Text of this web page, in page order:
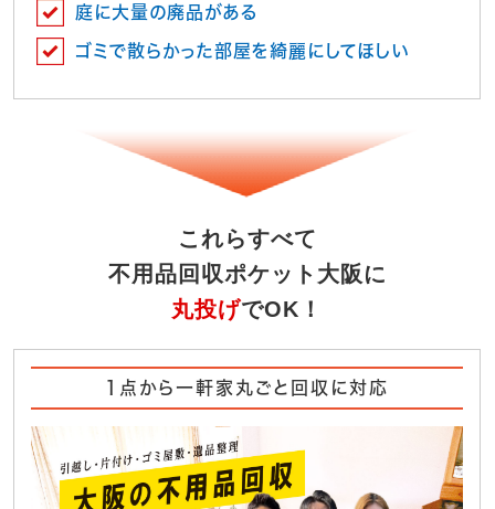
庭に大量の廃品がある
ゴミで散らかった部屋を綺麗にしてほしい
これらすべて
不用品回収ポケット大阪に
丸投げでOK！
1点から一軒家丸ごと回収に対応